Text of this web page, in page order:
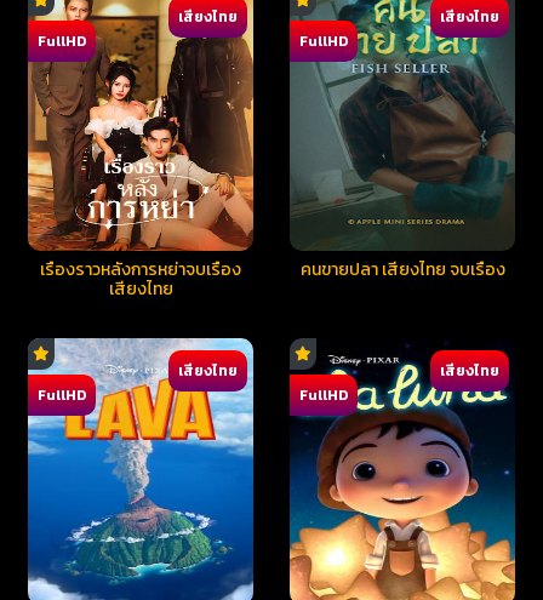
FullHD
เสียงไทย
เรื่องราวหลังการหย่าจบเรื่อง
เสียงไทย
FullHD
เสียงไทย
คนขายปลา เสียงไทย จบเรื่อง
FullHD
เสียงไทย
FullHD
เสียงไทย